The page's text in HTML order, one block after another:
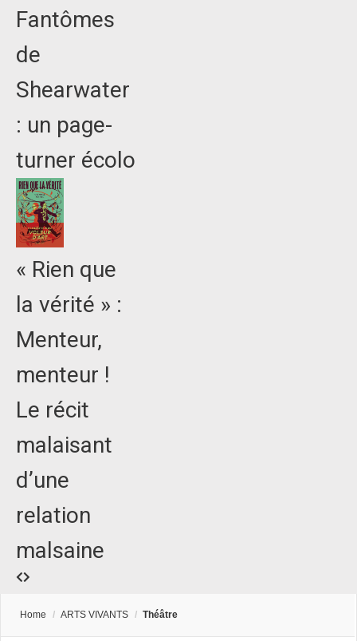
Fantômes
de
Shearwater
: un page-
turner écolo
« Rien que
la vérité » :
Menteur,
menteur !
Le récit
malaisant
d’une
relation
malsaine
Home / ARTS VIVANTS / Théâtre